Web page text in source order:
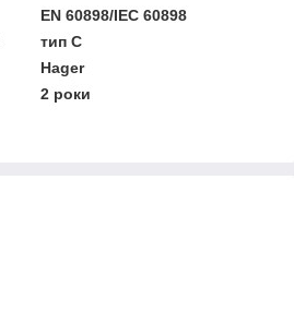
EN 60898/IEC 60898
тип C
Hager
2 роки